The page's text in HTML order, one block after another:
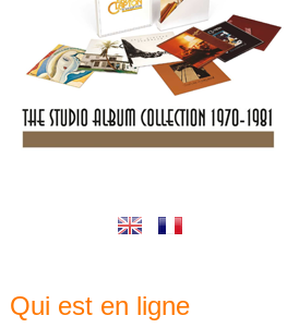
Qui est en ligne